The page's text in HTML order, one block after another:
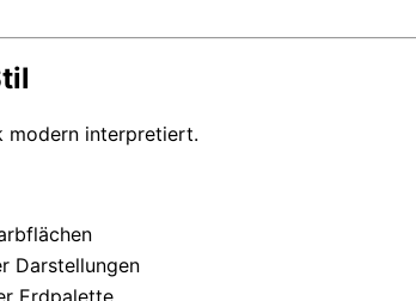
modern interpretiert.
Darstellungen